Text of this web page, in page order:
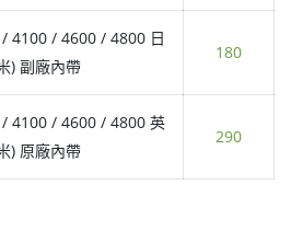
4100 / 4600 / 4800 日
) 副廠內帶
180
4100 / 4600 / 4800 英
) 原廠內帶
290